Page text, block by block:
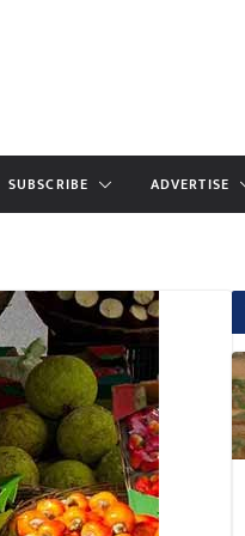
SUBSCRIBE ADVERTISE